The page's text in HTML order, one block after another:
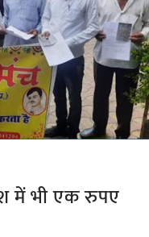
में भी एक रुपए